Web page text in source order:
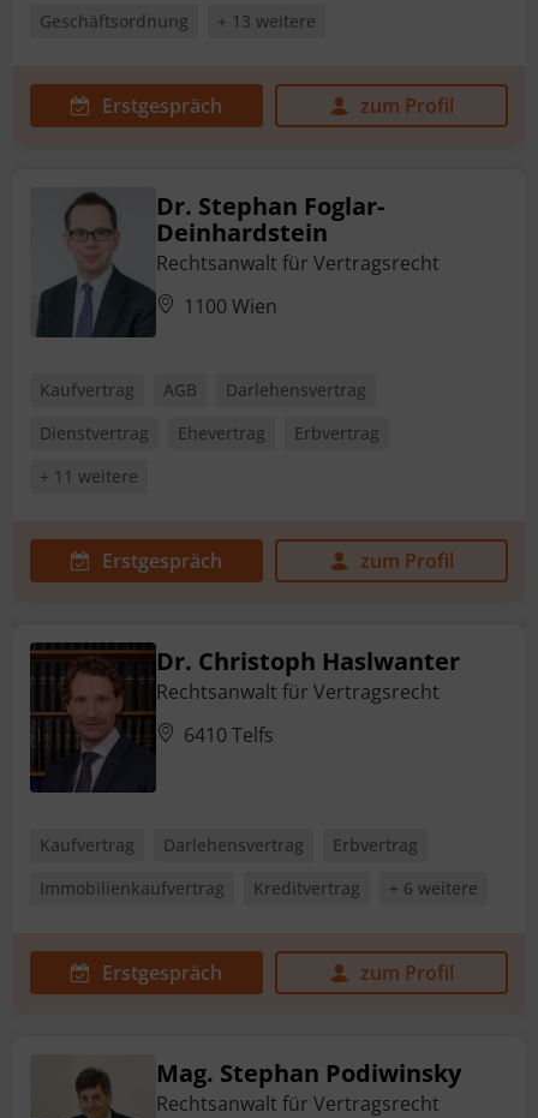
Geschäftsordnung
+ 13 weitere
Erstgespräch zum Profil
Dr. Stephan Foglar-
Deinhardstein
Rechtsanwalt für Vertragsrecht
1100 Wien
Kaufvertrag AGB
Darlehensvertrag
Dienstvertrag
Ehevertrag
Erbvertrag
+ 11 weitere
Erstgespräch zum Profil
Dr. Christoph Haslwanter
Rechtsanwalt für Vertragsrecht
6410 Telfs
Kaufvertrag Darlehensvertrag
Erbvertrag
Immobilienkaufvertrag
Kreditvertrag + 6 weitere
Erstgespräch zum Profil
Mag. Stephan Podiwinsky
Rechtsanwalt für Vertragsrecht